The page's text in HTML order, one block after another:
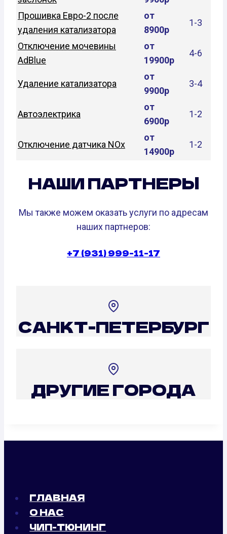
Прошивка Евро-2 после
удаления катализатора
от
8900р
1-3
Отключение мочевины
AdBlue
от
19900р
4-6
Удаление катализатора
от
9900р
3-4
Автоэлектрика
от
6900р
1-2
Отключение датчика NOx
от
14900р
1-2
НАШИ ПАРТНЕРЫ
Мы также можем оказать услуги по адресам
наших партнеров:
+7 (931) 999-11-17
САНКТ-ПЕТЕРБУРГ
ДРУГИЕ ГОРОДА
ГЛАВНАЯ
О НАС
ЧИП-ТЮНИНГ